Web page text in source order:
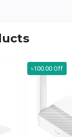
৳100.00 Off